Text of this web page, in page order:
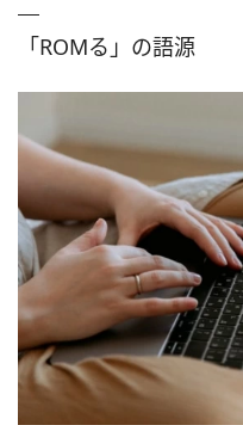
「ROMる」の語源